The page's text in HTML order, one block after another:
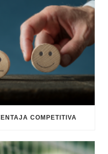
COMPETITIVA